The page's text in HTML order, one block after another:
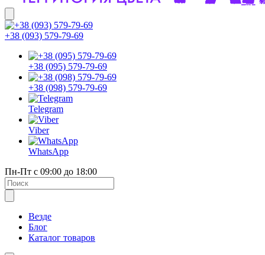
+38 (093) 579-79-69
+38 (095) 579-79-69
+38 (098) 579-79-69
Telegram
Viber
WhatsApp
Пн-Пт с 09:00 до 18:00
Везде
Блог
Каталог товаров